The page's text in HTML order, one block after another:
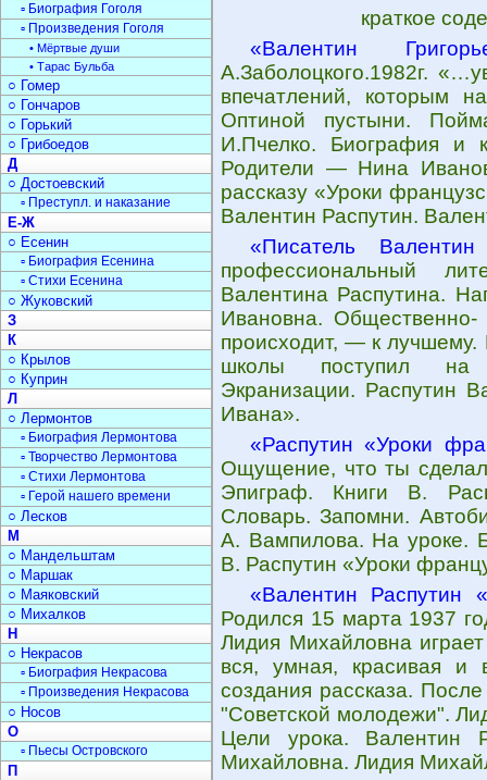
краткое
«Валентин
А.Заболоцкого.1982г.
впечатлений, которым
Оптиной пустыни.
И.Пчелко. Биография и
Родители — Нина
рассказу «Уроки
Валентин Распутин.
«Писатель Валентин
профессиональный
Валентина Распутина.
Ивановна. Общественно-
происходит, — к лучшему.
школы поступил на
Экранизации. Распутин
Ивана».
«Распутин «Уроки
Ощущение, что ты
Эпиграф. Книги В.
Словарь. Запомни.
А. Вампилова. На уроке.
В. Распутин «Уроки
«Валентин Распутин
Родился 15 марта 1937
Лидия Михайловна
вся, умная, красивая
создания рассказа.
"Советской молодежи".
Цели урока. Валентин
Михайловна. Лидия
▫ Биография Гоголя
▫ Произведения Гоголя
• Мёртвые души
• Тарас Бульба
○ Гомер
○ Гончаров
○ Горький
○ Грибоедов
Д
○ Достоевский
▫ Преступл. и наказание
Е-Ж
○ Есенин
▫ Биография Есенина
▫ Стихи Есенина
○ Жуковский
З
К
○ Крылов
○ Куприн
Л
○ Лермонтов
▫ Биография Лермонтова
▫ Творчество Лермонтова
▫ Стихи Лермонтова
▫ Герой нашего времени
○ Лесков
М
○ Мандельштам
○ Маршак
○ Маяковский
○ Михалков
Н
○ Некрасов
▫ Биография Некрасова
▫ Произведения Некрасова
○ Носов
О
▫ Пьесы Островского
П